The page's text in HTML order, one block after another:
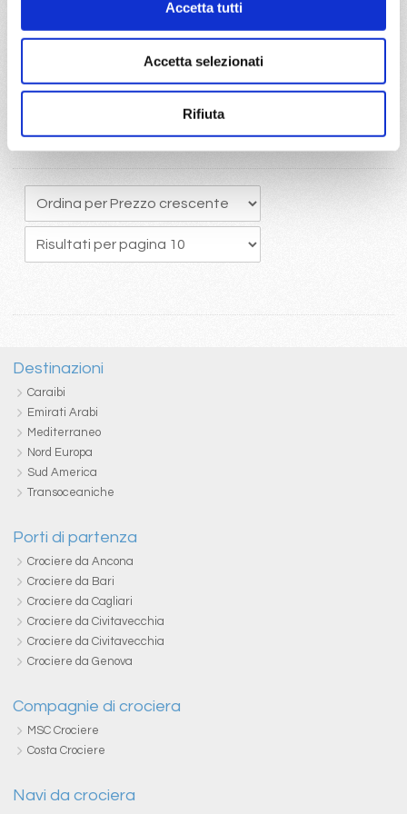
Accetta tutti
Accetta selezionati
Rifiuta
che comprende una ottima selezione di bevande alcoliche e
analcoliche calde e fredde
Destinazioni
Caraibi
Emirati Arabi
Mediterraneo
Nord Europa
Sud America
Transoceaniche
Porti di partenza
Crociere da Ancona
Crociere da Bari
Crociere da Cagliari
Crociere da Civitavecchia
Crociere da Civitavecchia
Crociere da Genova
Compagnie di crociera
MSC Crociere
Costa Crociere
Navi da crociera